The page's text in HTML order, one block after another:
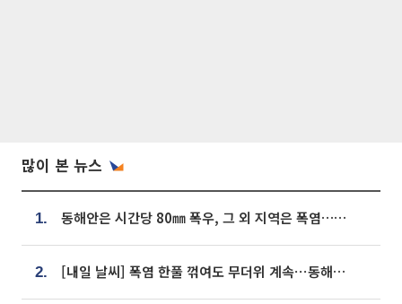
많이 본 뉴스
1. 동해안은 시간당 80㎜ 폭우, 그 외 지역은 폭염…‘극과 극 날씨’
2. [내일 날씨] 폭염 한풀 꺾여도 무더위 계속⋯동해안 이틀 연속 비